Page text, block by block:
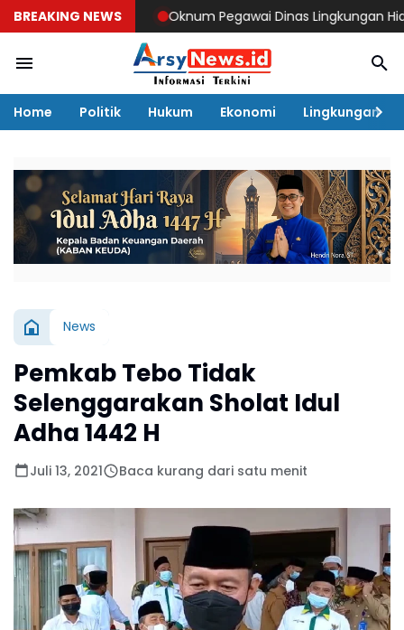
BREAKING NEWSOknum Pegawai Dinas Lingkungan Hidup
Home Politik Hukum Ekonomi Lingkungan
News
Pemkab Tebo Tidak
Selenggarakan Sholat Idul
Adha 1442 H
Juli 13, 2021 Baca kurang dari satu menit